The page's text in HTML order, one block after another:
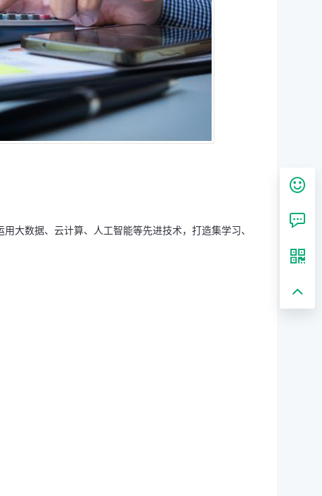
大数据、云计算、人工智能等先进技术，打造集学习、